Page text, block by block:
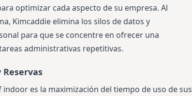
optimizar cada aspecto de su empresa. Al
Kimcaddie elimina los silos de datos y
para que se concentre en ofrecer una
administrativas repetitivas.
es la maximización del tiempo de uso de sus